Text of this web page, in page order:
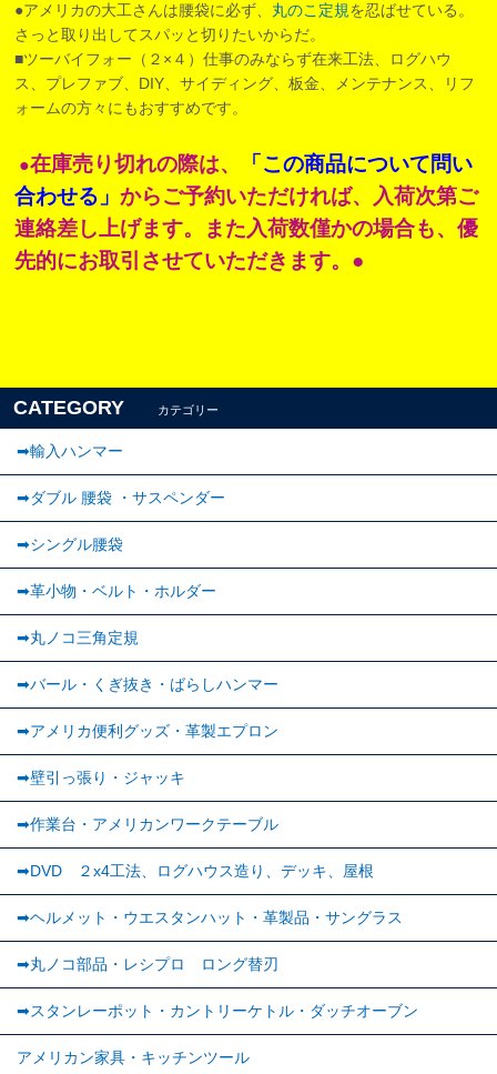
●アメリカの大工さんは腰袋に必ず、 丸のこ定規を忍ばせている。
さっと取り出してスパッと切りたいからだ。
■ツーバイフォー（２×４）仕事のみならず在来工法、ログハウ
ス、プレファブ、DIY、サイディング、板金、メンテナンス、リフ
ォームの方々にもおすすめです。
●在庫売り切れの際は、
「この商品について問い
合わせる」からご予約いただければ、入荷次第ご
連絡差し上げます。また入荷数僅かの場合も、優
先的にお取引させていただきます。●
CATEGORY カテゴリー
➡輸入ハンマー
➡ダブル 腰袋 ・サスペンダー
➡︎シングル腰袋
➡︎革小物・ベルト・ホルダー
➡丸ノコ三角定規
➡バール・くぎ抜き・ばらしハンマー
➡アメリカ便利グッズ・革製エプロン
➡壁引っ張り・ジャッキ
➡作業台・アメリカンワークテーブル
➡DVD ２x4工法、ログハウス造り、デッキ、屋根
➡ヘルメット・ウエスタンハット・革製品・サングラス
➡丸ノコ部品・レシプロ ロング替刃
➡スタンレーポット・カントリーケトル・ダッチオーブン
アメリカン家具・キッチンツール